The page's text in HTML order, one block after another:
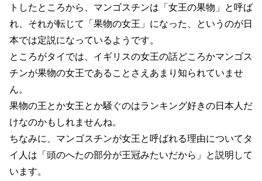
トしたところから、マンゴスチンは「女王の果物」と呼ば
れ、それが転じて「果物の女王」になった、というのが日
本では定説になっているようです。
ところがタイでは、イギリスの女王の話どころかマンゴス
チンが果物の女王であることさえあまり知られていませ
ん。
果物の王とか女王とか騒ぐのはランキング好きの日本人だ
けなのかもしれませんね。
ちなみに、マンゴスチンが女王と呼ばれる理由についてタ
イ人は「頭のへたの部分が王冠みたいだから」と説明して
います。